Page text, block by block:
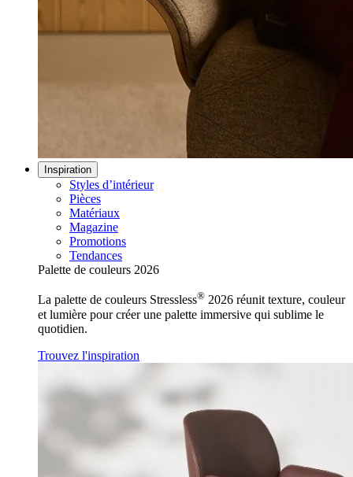
Inspiration
Styles d’intérieur
Pièces
Matériaux
Magazine
Promotions
Tendances
Palette de couleurs 2026
La palette de couleurs Stressless® 2026 réunit texture, couleur
et lumière pour créer une palette immersive qui sublime le
quotidien.
Trouvez l'inspiration